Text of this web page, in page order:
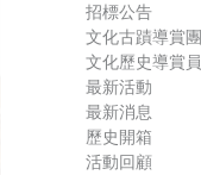
招標公告
文化古蹟導賞團
文化歷史導賞
最新活動
最新消息
歷史開箱
活動回顧